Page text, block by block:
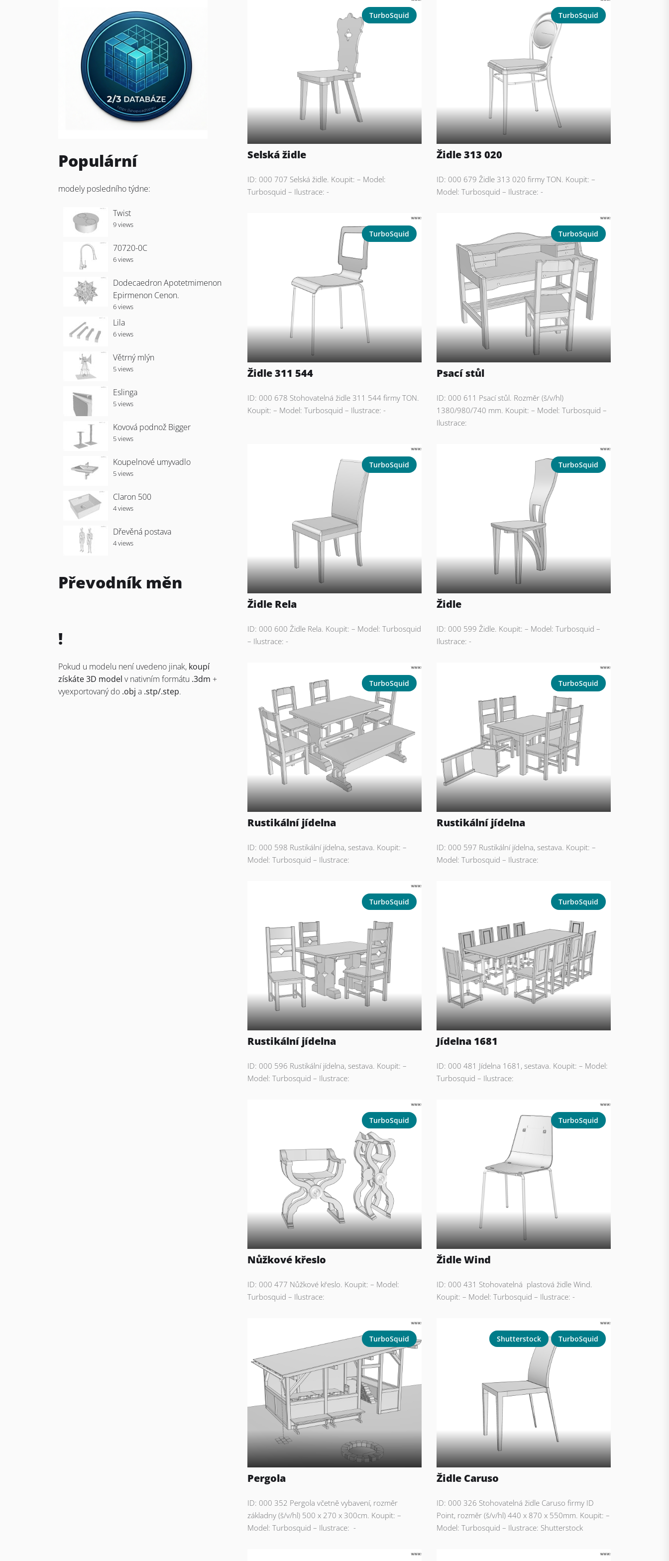
TurboSquid
Selská židle
ID: 000 707 Selská židle. Koupit: – Model:
Turbosquid – Ilustrace: -
TurboSquid
Židle 313 020
ID: 000 679 Židle 313 020 firmy TON. Koupit: –
Model: Turbosquid – Ilustrace: -
TurboSquid
Židle 311 544
ID: 000 678 Stohovatelná židle 311 544 firmy TON.
Koupit: – Model: Turbosquid – Ilustrace: -
TurboSquid
Psací stůl
ID: 000 611 Psací stůl. Rozměr (š/v/hl)
1380/980/740 mm. Koupit: – Model: Turbosquid –
Ilustrace:
TurboSquid
Židle Rela
ID: 000 600 Židle Rela. Koupit: – Model: Turbosquid
– Ilustrace: -
TurboSquid
Židle
ID: 000 599 Židle. Koupit: – Model: Turbosquid –
Ilustrace: -
TurboSquid
Rustikální jídelna
ID: 000 598 Rustikální jídelna, sestava. Koupit: –
Model: Turbosquid – Ilustrace:
TurboSquid
Rustikální jídelna
ID: 000 597 Rustikální jídelna, sestava. Koupit: –
Model: Turbosquid – Ilustrace:
TurboSquid
Rustikální jídelna
ID: 000 596 Rustikální jídelna, sestava. Koupit: –
Model: Turbosquid – Ilustrace:
TurboSquid
Jídelna 1681
ID: 000 481 Jídelna 1681, sestava. Koupit: – Model:
Turbosquid – Ilustrace:
TurboSquid
Nůžkové křeslo
ID: 000 477 Nůžkové křeslo. Koupit: – Model:
Turbosquid – Ilustrace:
TurboSquid
Židle Wind
ID: 000 431 Stohovatelná plastová židle Wind.
Koupit: – Model: Turbosquid – Ilustrace: -
TurboSquid
Pergola
ID: 000 352 Pergola včetně vybavení, rozměr
základny (š/v/hl) 500 x 270 x 300cm. Koupit: –
Model: Turbosquid – Ilustrace: -
Shutterstock TurboSquid
Židle Caruso
ID: 000 326 Stohovatelná židle Caruso firmy ID
Point, rozměr (š/v/hl) 440 x 870 x 550mm. Koupit: –
Model: Turbosquid – Ilustrace: Shutterstock
Populární
modely posledního týdne:
Twist
9 views
70720-0C
6 views
Dodecaedron Apotetmimenon
Epirmenon Cenon.
6 views
Lila
6 views
Větrný mlýn
5 views
Eslinga
5 views
Kovová podnož Bigger
5 views
Koupelnové umyvadlo
5 views
Claron 500
4 views
Dřevěná postava
4 views
Převodník měn
!
Pokud u modelu není uvedeno jinak, koupí
získáte 3D model v nativním formátu .3dm +
vyexportovaný do .obj a .stp/.step.